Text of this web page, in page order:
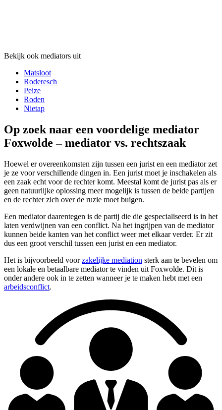
Bekijk ook mediators uit
Matsloot
Roderesch
Peize
Roden
Nietap
Op zoek naar een voordelige mediator
Foxwolde – mediator vs. rechtszaak
Hoewel er overeenkomsten zijn tussen een jurist en een mediator zet
je ze voor verschillende dingen in. Een jurist moet je inschakelen als
een zaak echt voor de rechter komt. Meestal komt de jurist pas als er
geen natuurlijke oplossing meer mogelijk is tussen de beide partijen
en de rechter zich over de ruzie moet buigen.
Een mediator daarentegen is de partij die die gespecialiseerd is in het
laten verdwijnen van een conflict. Na het ingrijpen van de mediator
kunnen beide kanten van het conflict weer met elkaar verder. Er zit
dus een groot verschil tussen een jurist en een mediator.
Het is bijvoorbeeld voorzakelijke mediation sterk aan te bevelen om
een lokale en betaalbare mediator te vinden uit Foxwolde. Dit is
onder andere ook in te zetten wanneer je te maken hebt met een
arbeidsconflict.